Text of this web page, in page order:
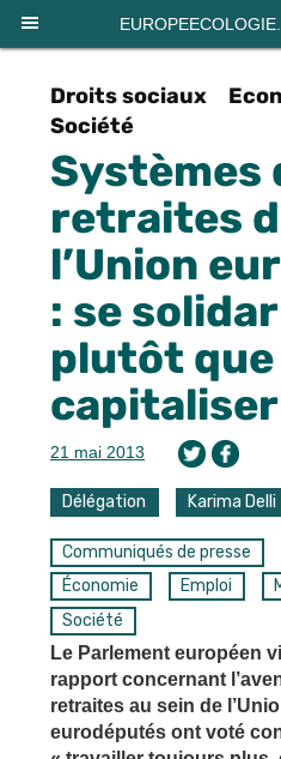
Droits sociaux
Société
Systèmes
retraites
l’Union
: se
plutôt que
capitaliser
21 mai 2013
Délégation Karima Delli
Communiqués de presse
Économie
Emploi
Société
Le Parlement européen
rapport concernant
retraites au sein de
eurodéputés ont voté